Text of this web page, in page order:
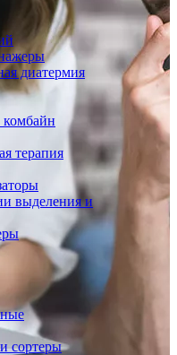
диатермия
комбайн
терапия
выделения и
сортеры